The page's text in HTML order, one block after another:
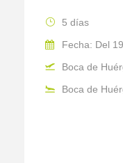
5 días
Fecha: Del
Boca de
Boca de